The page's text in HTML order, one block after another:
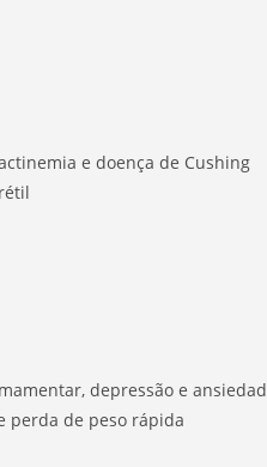
e doença de Cushing
depressão e
perda de peso rápida